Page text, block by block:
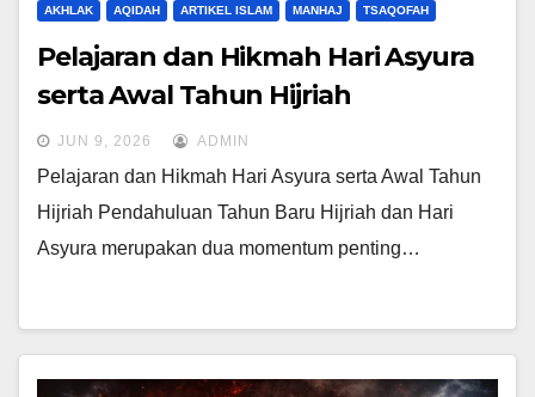
AKHLAK AQIDAH ARTIKEL ISLAM MANHAJ TSAQOFAH
Pelajaran dan Hikmah Hari Asyura
serta Awal Tahun Hijriah
JUN 9, 2026 ADMIN
Pelajaran dan Hikmah Hari Asyura serta Awal Tahun
Hijriah Pendahuluan Tahun Baru Hijriah dan Hari
Asyura merupakan dua momentum penting…